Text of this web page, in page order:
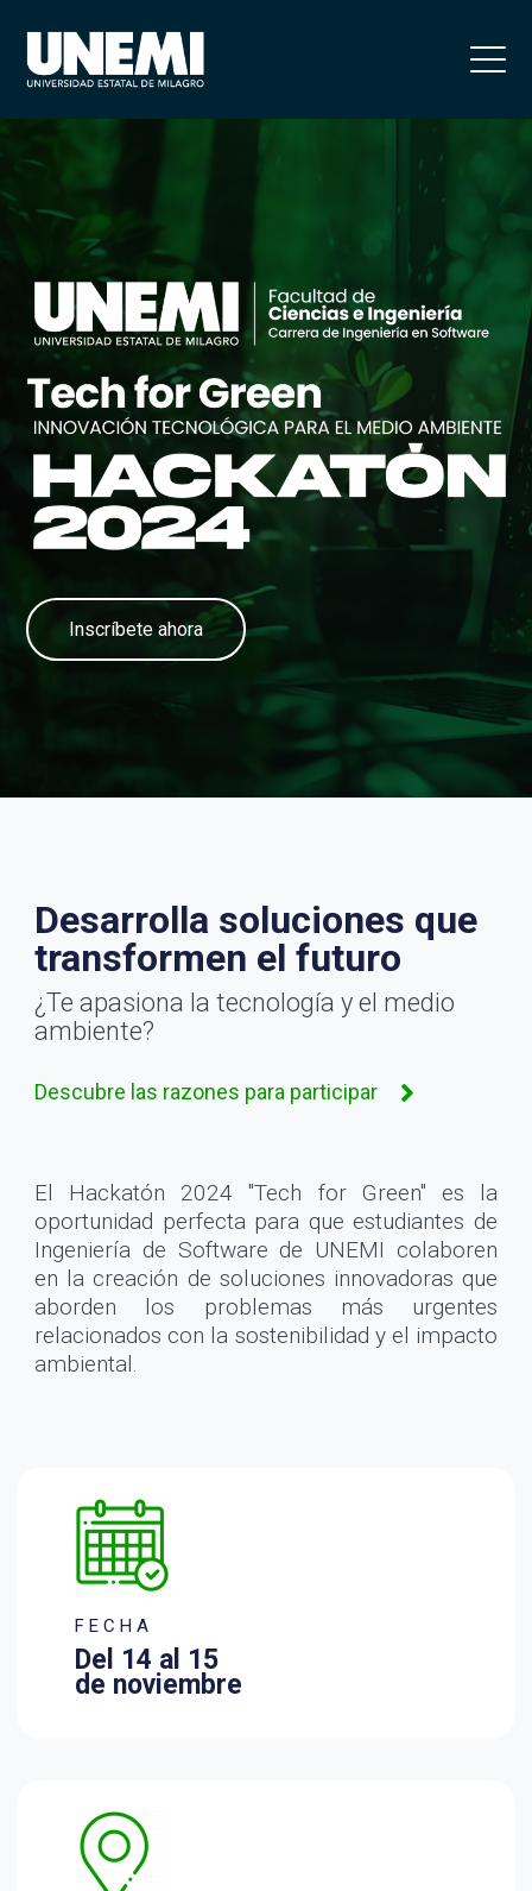
Inscríbete ahora
Desarrolla soluciones que
transformen el futuro
¿Te apasiona la tecnología y el medio
ambiente?
Descubre las razones para participar
El Hackatón 2024 "Tech for Green" es la
oportunidad perfecta para que estudiantes de
Ingeniería de Software de UNEMI colaboren
en la creación de soluciones innovadoras que
aborden los problemas más urgentes
relacionados con la sostenibilidad y el impacto
ambiental.
F E C H A
Del 14 al 15
de noviembre